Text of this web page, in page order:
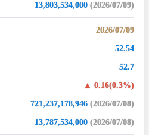
13,803,534,000 (2026/07/09)
2026/07/09
52.54
52.7
0.16(0.3%)
721,237,178,946 (2026/07/08)
13,787,534,000 (2026/07/08)